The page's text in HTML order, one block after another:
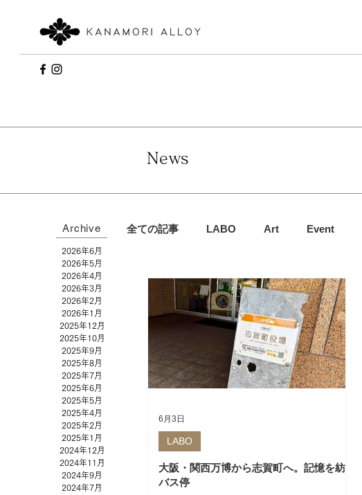
News
Archive
2026年6月
2026年5月
2026年4月
2026年3月
2026年2月
2026年1月
2025年12月
2025年10月
2025年9月
2025年8月
2025年7月
2025年6月
2025年5月
2025年4月
2025年2月
2025年1月
2024年12月
2024年11月
2024年9月
2024年7月
全ての記事 LABO Art Event
大阪・関西万博から志賀町へ。記憶を紡ぐ
バス停
LABO
6月3日